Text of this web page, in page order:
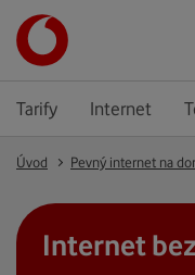
Tarify Internet
Úvod Pevný internet na
Internet